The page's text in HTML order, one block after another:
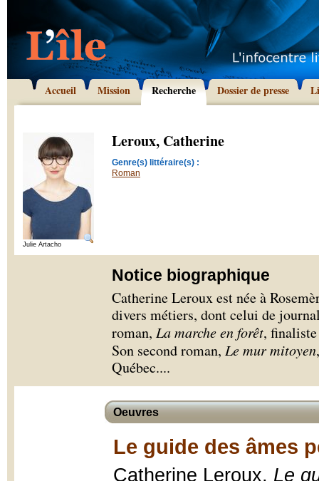
Accueil Mission Recherche Dossier de presse
Julie Artacho
Leroux, Catherine
Genre(s) littéraire(s) :
Roman
Notice biographique
Catherine Leroux est née à
divers métiers, dont celui de
roman, La marche en forêt,
Son second roman, Le mur mitoyen
Québec....
Oeuvres
Le guide des âmes
Catherine Leroux, Le